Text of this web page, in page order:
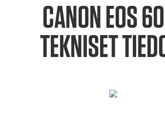
CANON EOS
TEKNISET